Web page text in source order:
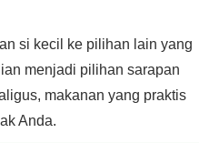
si kecil ke pilihan lain yang
menjadi pilihan sarapan
makanan yang praktis
Anda.